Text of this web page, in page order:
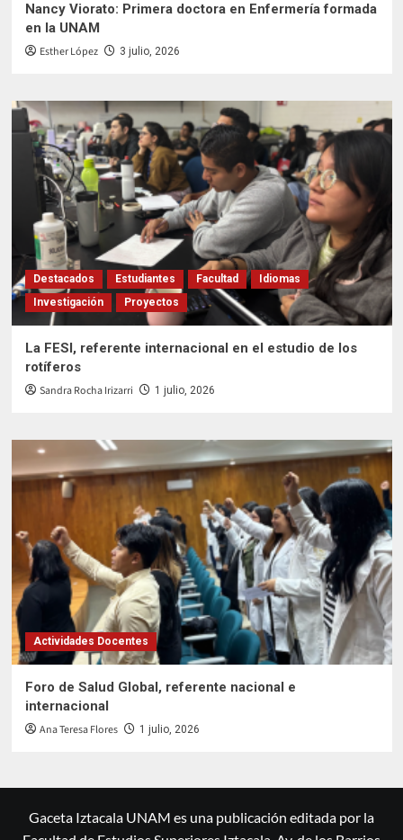
Nancy Viorato: Primera doctora en Enfermería formada
en la UNAM
Esther López 3 julio, 2026
Destacados Estudiantes Facultad
Idiomas
Investigación
Proyectos
La FESI, referente internacional en el estudio de los
rotíferos
Sandra Rocha Irizarri 1 julio, 2026
Actividades Docentes
Foro de Salud Global, referente nacional e
internacional
Ana Teresa Flores 1 julio, 2026
Gaceta Iztacala UNAM es una publicación editada por la